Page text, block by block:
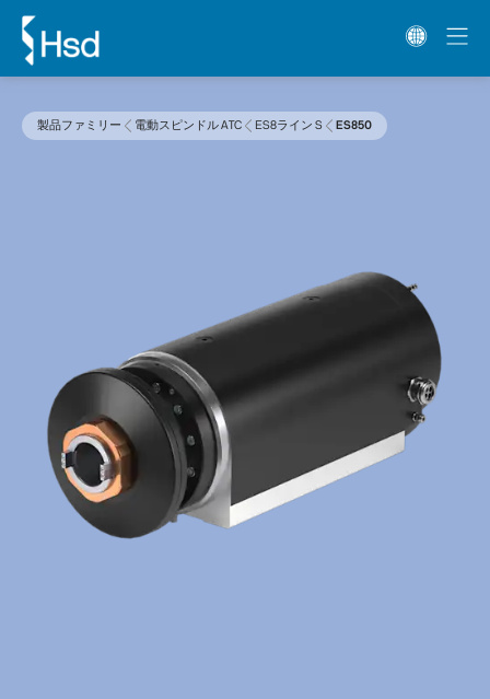
製品ファミリー 電動スピンドル ATC ES8ライン S ES850